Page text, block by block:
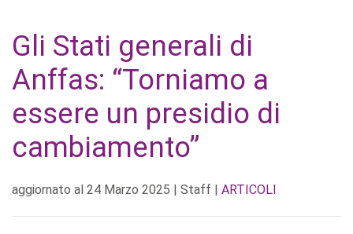
Gli Stati generali di
Anffas: “Torniamo a
essere un presidio di
cambiamento”
aggiornato al 24 Marzo 2025 | Staff | ARTICOLI